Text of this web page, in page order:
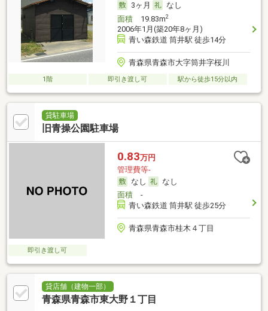
3ヶ月
なし
面積19.83m2
2006年1月(築20年8ヶ月)
青い森鉄道 筒井駅 徒歩14分
青森県青森市大字筒井字桜川
1階 即引き渡し可 駅から徒歩15分以内
貸駐車場
旧青操公園駐車場
0.83万円
管理費等-
なし
なし
面積-
青い森鉄道 筒井駅 徒歩25分
青森県青森市桂木４丁目
即引き渡し可
貸店舗（建物一部）
青森県青森市東大野１丁目